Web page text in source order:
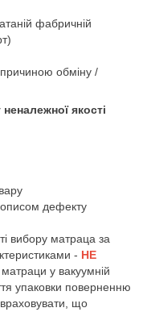
фабричній
причиною обміну /
якості
описом дефекту
вибору матраца за
- НЕ
у вакуумній
упаковки поверненню
що